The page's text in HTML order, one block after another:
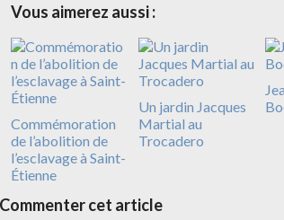
Vous aimerez aussi :
Commémoration
de l’abolition de
l’esclavage à Saint-
Étienne
Un jardin Jacques
Martial au
Trocadero
Commenter cet article